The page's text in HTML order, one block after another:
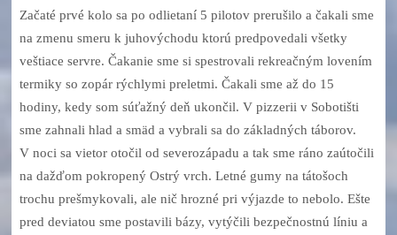
Začaté prvé kolo sa po odlietaní 5 pilotov prerušilo a čakali sme
na zmenu smeru k juhovýchodu ktorú predpovedali všetky
veštiace servre. Čakanie sme si spestrovali rekreačným lovením
termiky so zopár rýchlymi preletmi. Čakali sme až do 15
hodiny, kedy som súťažný deň ukončil. V pizzerii v Sobotišti
sme zahnali hlad a smäd a vybrali sa do základných táborov.
V noci sa vietor otočil od severozápadu a tak sme ráno zaútočili
na dažďom pokropený Ostrý vrch. Letné gumy na tátošoch
trochu prešmykovali, ale nič hrozné pri výjazde to nebolo. Ešte
pred deviatou sme postavili bázy, vytýčili bezpečnostnú líniu a